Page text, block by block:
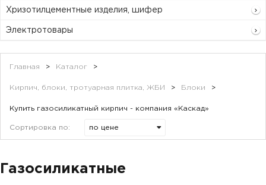
Хризотилцементные изделия, шифер
Электротовары
Главная > Каталог >
Кирпич, блоки, тротуарная плитка, ЖБИ > Блоки >
Купить газосиликатный кирпич - компания «Каскад»
Сортировка по:
Газосиликатные